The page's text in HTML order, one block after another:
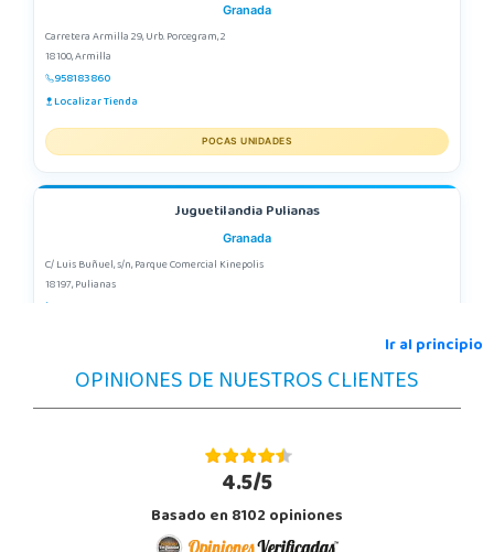
Granada
Carretera Armilla 29, Urb. Porcegram, 2
18100, Armilla
958183860
Localizar Tienda
POCAS UNIDADES
Juguetilandia Pulianas
Granada
C/ Luis Buñuel, s/n, Parque Comercial Kinepolis
18197, Pulianas
Ir al principio
OPINIONES DE NUESTROS CLIENTES
4.5/5
Basado en 8102 opiniones